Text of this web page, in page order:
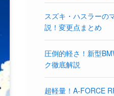
スズキ・ハスラーの
説！変更点まとめ
圧倒的軽さ！新型
ク徹底解説
超軽量！A-FORCE